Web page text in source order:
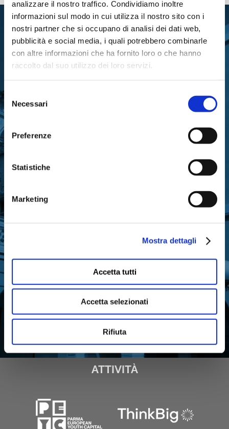
analizzare il nostro traffico. Condividiamo inoltre
informazioni sul modo in cui utilizza il nostro sito con i
nostri partner che si occupano di analisi dei dati web,
pubblicità e social media, i quali potrebbero combinarle
con altre informazioni che ha fornito loro o che hanno
raccolto dal suo utilizzo dei loro servizi.
Selezione
del
consenso
Necessari
Preferenze
Statistiche
Marketing
Mostra dettagli
Accetta tutti
Accetta selezionati
Rifiuta
ATTIVITÀ